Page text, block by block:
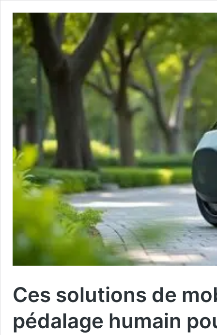
Ces solutions de
pédalage humain